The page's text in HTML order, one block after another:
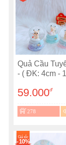
Quả Cầu
- ( ĐK: 4cm -
59.000đ
278
Giá sốc
- 10%